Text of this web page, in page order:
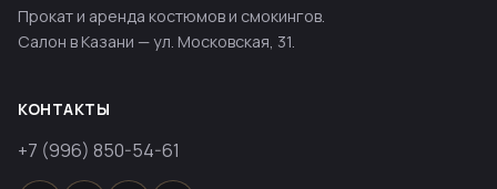
Прокат и аренда костюмов и смокингов.
Салон в Казани — ул. Московская, 31.
КОНТАКТЫ
+7 (996) 850-54-61